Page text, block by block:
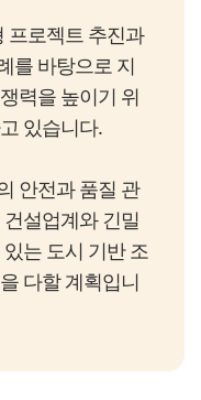
프로젝트 추진과
를 바탕으로 지
력을 높이기 위
있습니다.
안전과 품질 관
설업계와 긴밀
는 도시 기반 조
다할 계획입니